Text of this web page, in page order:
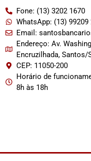
Fone: (13) 3202 1670
WhatsApp: (13) 99209
Email:
Endereço: Av.
Encruzilhada, Santos/
CEP: 11050-200
Horário de
8h às 18h